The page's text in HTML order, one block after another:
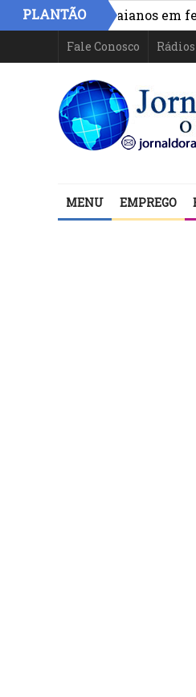
PLANTÃO
baianos em festa
Fale Conosco
MENU EMPREGO